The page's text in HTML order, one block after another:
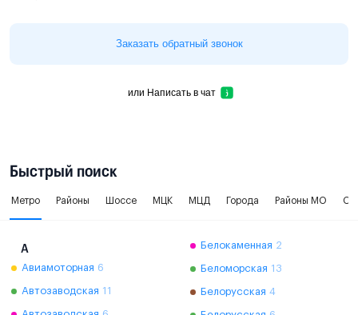
Заказать обратный звонок
или Написать в чат
Быстрый поиск
Метро Районы Шоссе МЦК МЦД Города Районы МО
А
Авиамоторная 6
Автозаводская 11
Белокаменная 2
Беломорская 13
Белорусская 4